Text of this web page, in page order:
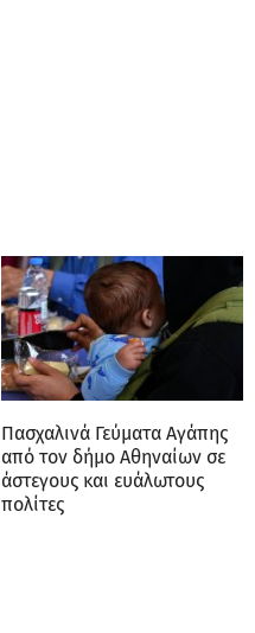
Πασχαλινά Γεύματα Αγάπης
από τον δήμο Αθηναίων σε
άστεγους και ευάλωτους
πολίτες